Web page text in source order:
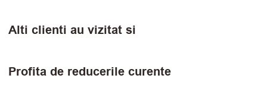
Alti clienti au vizitat si
Profita de reducerile curente